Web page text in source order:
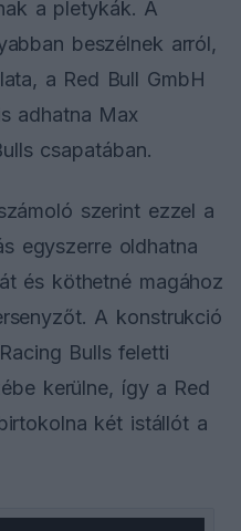
a pletykák. A
beszélnek arról,
a Red Bull GmbH
adhatna Max
csapatában.
szerint ezzel a
egyszerre oldhatna
és köthetné magához
A konstrukció
Bulls feletti
kerülne, így a Red
két istállót a